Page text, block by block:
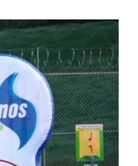
DE
2025